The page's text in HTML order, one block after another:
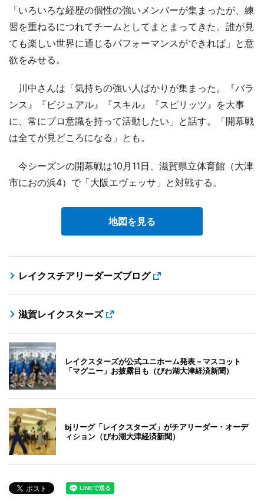
「いろいろな経歴の個性の強いメンバーが集まったが、練
習を重ねるにつれてチームとしてまとまってきた。誰が見
ても楽しい世界に通じるパフォーマンスができれば」と意
欲をみせる。
川中さんは「気持ちの強い人ばかりが集まった。『バラ
ンス』『ビジュアル』『スキル』『スピリッツ』を大事
に、常にプロ意識を持って活動したい」と話す。「開幕戦
は全てが見どころになる」とも。
今シーズンの開幕戦は10月11日、滋賀県立体育館（大津
市におの浜4）で「大阪エヴェッサ」と対戦する。
地図を見る
レイクスチアリーダーズブログ
滋賀レイクスターズ
レイクスターズが公式ユニホーム発表－マスコット
「マグニー」お披露目も（びわ湖大津経済新聞）
bjリーグ「レイクスターズ」がチアリーダー・オーデ
ィション（びわ湖大津経済新聞）